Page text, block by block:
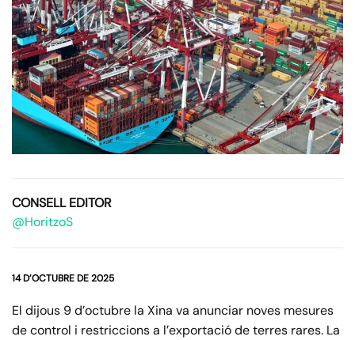
CONSELL EDITOR
@HoritzoS
14 D’OCTUBRE DE 2025
El dijous 9 d’octubre la Xina va anunciar noves mesures
de control i restriccions a l’exportació de terres rares. La